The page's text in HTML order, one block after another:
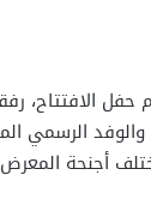
الافتتاح،
والوفد الرسمي
أجنحة